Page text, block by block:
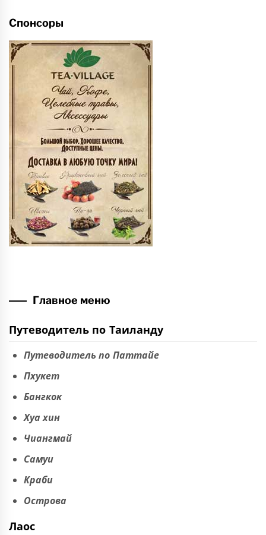
Спонсоры
Главное меню
Путеводитель по Таиланду
Путеводитель по Паттайе
Пхукет
Бангкок
Хуа хин
Чиангмай
Самуи
Краби
Острова
Лаос